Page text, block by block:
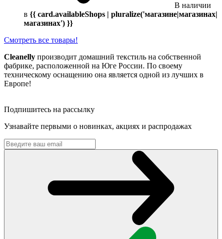
В наличии
в {{ card.availableShops | pluralize('магазине|магазинах|
магазинах') }}
Смотреть все товары!
Cleanelly производит домашний текстиль на собственной
фабрике, расположенной на Юге России. По своему
техническому оснащению она является одной из лучших в
Европе!
Подпишитесь на рассылку
Узнавайте первыми о новинках, акциях и распродажах